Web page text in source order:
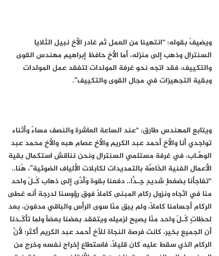
ويضيفُ بقوله: “انتهينا من العمل ثم غادر الأخ نبيل الثلايا
السنترال وذهب إلى منزله، أما الأخ حافظ إبراهيم مهندس القوى
والتكييف، فقد اتجه نحو غرفة المولدات لتفقد عمل المولدات
وبقية التجهيزات في مجال القوى والتكييف”.
ويتابع المهندس طارق: “عند الساعة العاشرة والنصف مساءً وأثناء
تواجدي أنا والأخ أحمد عبد الكريم والأخ عصام هبه والأخ محمد عبد
الوهَّـاب، في غرفة مستلمي السنترال ونحن نناقش استكمال بقية
الأعمال الفنية الخَاصَّة بالتمديدات لكابلات الألياف الضوئية”، هُنا..
“تفاجأنا بضغطٍ شديدٍ جِـدًّا.. دفعنا بقوة وَأَدَّى إلى ذهاب كُـلّ واحد
منا في اتّجاه ونزول ركام المبنى كاملاً فوق رؤوسنا لدرجة أنه غطى
الركام أجسامنا كاملاً، ولم يبق منّا سوى الرأس والباقي مدفون، بعد
لحظاتٍ كُـلّ واحد منّا يصيح لزميله ويتفقد بعضنا بعضاً ولما تأكّـدنا
أن الجميع بخير، كانت فرصة النجاة للأخ أحمد عبد الكريم أكثر؛ لأَنَّ
الركام الذي سقط عليه كان قليلاً، فاستطاع إخراج نفسه وخرج من